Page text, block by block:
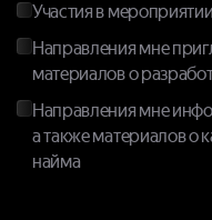
Участия в
Направления мне
материалов о
Направления мне
а также материалов о
найма